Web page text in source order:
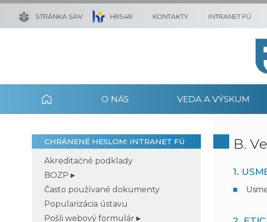
STRÁNKA SAV HRS4R KONTAKTY INTRANET FÚ
O NÁS VEDA A VÝSKUM
CHRÁNENÉ HESLOM: INTRANET FÚ
Akreditačné podklady
BOZP
Často používané dokumenty
Popularizácia ústavu
Pošli webový formulár
B.
1.